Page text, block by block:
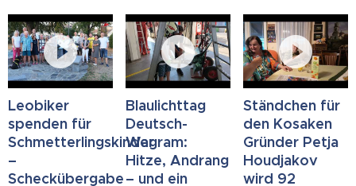
Passanten gefragt,
wo eine Birne
wächst. Die
Antworten
reichten von
"Palme" über
"Erdäpfel" bis zur
wie eine
Sommerhitze gab
es schon den
Fünfzigern und
Siebzigern, die
Hitzewelle wurde
künstlich erzeugt,
Solaranlagen sind
an der Hitze
schuld, Hitze lässt
Wäldern, auf
Wiesen sowie in
allen trockenen
Vegetationsflächen
erheblich. Bereits
eine kleine
Unachtsamkeit
kann ausreichen,
um einen Brand
Leobiker
spenden für
Schmetterlingskinder
–
Scheckübergabe
Blaulichttag
Deutsch-
Wagram:
Hitze, Andrang
– und ein
Ständchen für
den Kosaken
Gründer Petja
Houdjakov
wird 92